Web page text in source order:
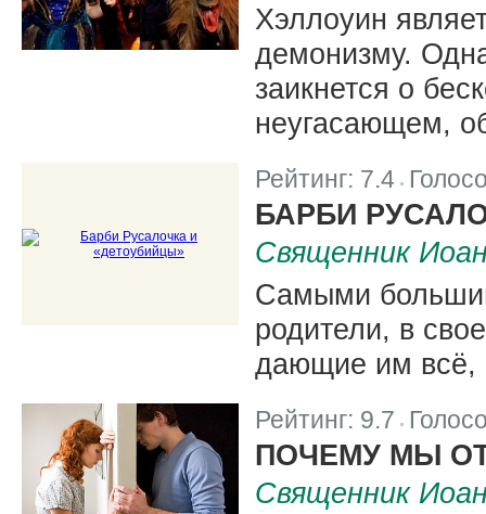
Хэллоуин
демонизму.
заикнется о
неугасающем,
Рейтинг: 7.4 |
БАРБИ
Священник
Самыми
родители, в
дающие им всё,
Рейтинг: 9.7 |
ПОЧЕМУ МЫ
Священник